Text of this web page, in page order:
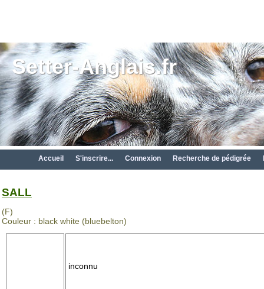
Setter-Anglais.fr
Accueil S'inscrire... Connexion Recherche de pédigrée
SALL
(F)
Couleur : black white (bluebelton)
inconnu